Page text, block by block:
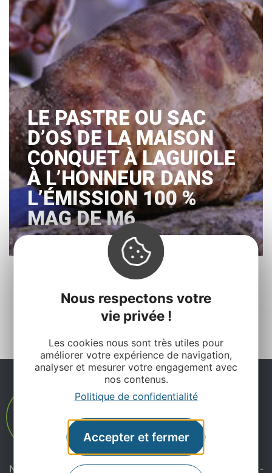
Nous respectons votre
vie privée !
Les cookies nous sont très utiles pour
améliorer votre expérience de navigation,
analyser et mesurer votre engagement avec
nos contenus.
Politique de confidentialité
Accepter et fermer
LE PASTRE OU SAC
D’OS DE LA MAISON
CONQUET À LAGUIOLE
À L’HONNEUR DANS
L’ÉMISSION 100 %
MAG DE M6
6
11
Suiv. »
Ne manquez pas notre newsletter mensuelle et laissez-